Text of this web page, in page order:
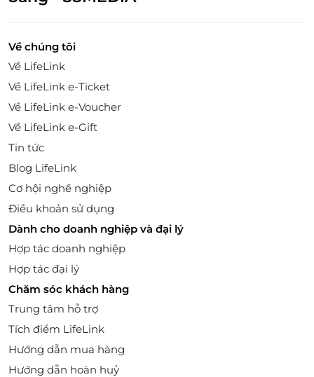
Về chúng tôi
Về LifeLink
Về LifeLink e-Ticket
Về LifeLink e-Voucher
Về LifeLink e-Gift
Tin tức
Blog LifeLink
Cơ hội nghề nghiệp
Điều khoản sử dụng
Dành cho doanh nghiệp và đại lý
Hợp tác doanh nghiệp
Hợp tác đại lý
Chăm sóc khách hàng
Trung tâm hỗ trợ
Tích điểm LifeLink
Hướng dẫn mua hàng
Hướng dẫn hoàn huỷ